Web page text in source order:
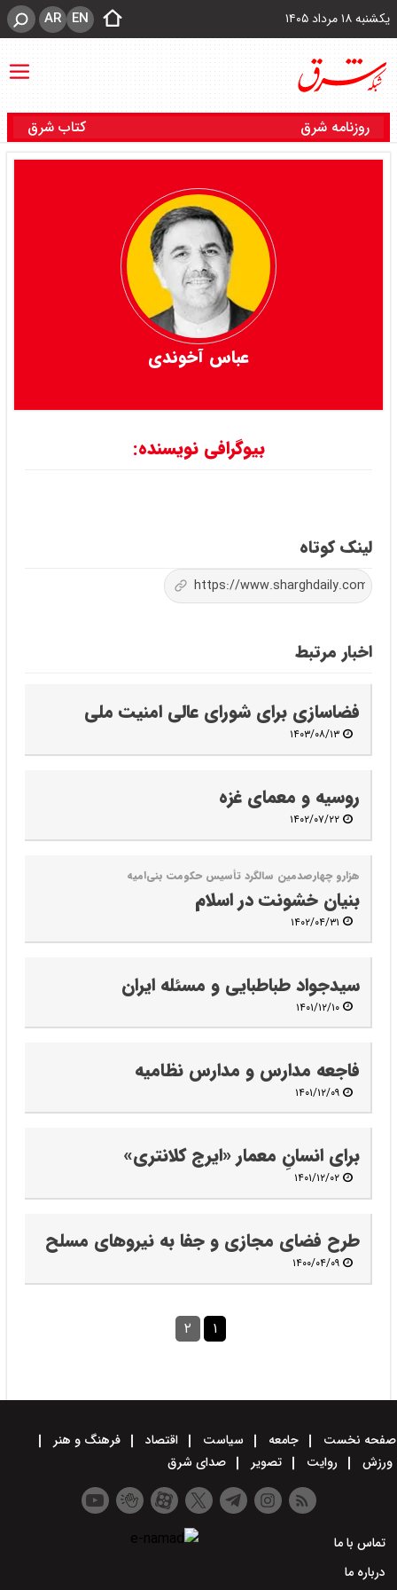
یکشنبه ۱۸ مرداد ۱۴۰۵ EN
AR
روزنامه شرق کتاب شرق
عباس آخوندی
بیوگرافی نویسنده:
لینک کوتاه
اخبار مرتبط
فضاسازی برای شورای عالی امنیت ملی
۱۴۰۳/۰۸/۱۳
روسیه و معمای غزه
۱۴۰۲/۰۷/۲۲
هزارو چهارصدمین سالگرد تأسیس حکومت بنی‌امیه
بنیان خشونت در اسلام
۱۴۰۲/۰۴/۳۱
سیدجواد طباطبایی و مسئله ایران
۱۴۰۱/۱۲/۱۰
فاجعه‌ ‌مدارس و مدارس نظامیه
۱۴۰۱/۱۲/۰۹
برای انسانِ معمار «ایرج کلانتری»
۱۴۰۱/۱۲/۰۲
طرح فضای مجازی و جفا به نیروهای مسلح
۱۴۰۰/۰۴/۰۹
۱ ۲
صفحه نخست جامعه سیاست اقتصاد
فرهنگ و هنر
ورزش
روایت تصویر صدای شرق
تماس با ما
درباره ما